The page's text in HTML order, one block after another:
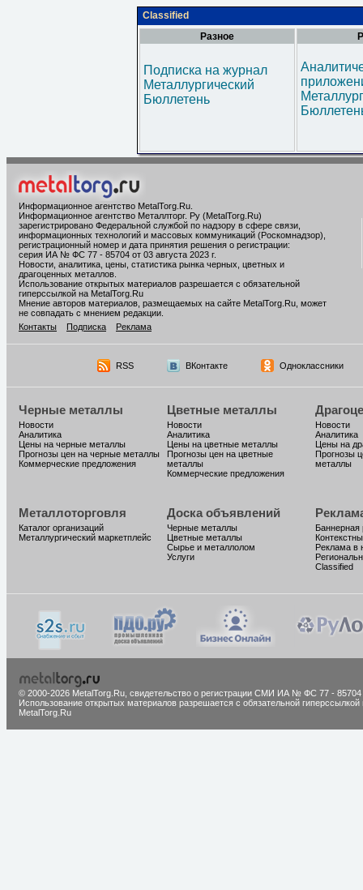
Classified
Разное
Подписка на журнал
Металлургический
Бюллетень
Информационное агентство MetalTorg.Ru
Информационное агентство Металлторг. Ру (MetalTorg.Ru)
зарегистрировано Федеральной службой по надзору в сфере связи,
информационных технологий и массовых коммуникаций (Роскомнадзор),
регистрационный номер и дата принятия решения о регистрации:
серия ИА № ФС 77 - 85704 от 03 августа 2023 г.
Новости, аналитика, цены, статистика рынка черных, цветных и
драгоценных металлов.
Использование открытых материалов разрешается с обязательной
гиперссылкой на MetalTorg.Ru
Мнение авторов материалов, размещаемых на сайте MetalTorg.Ru, может
не совпадать с мнением редакции.
Контакты
Подписка Реклама
RSS ВКонтакте Одноклассники
Черные металлы
Новости
Аналитика
Цены на черные металлы
Прогнозы цен на черные металлы
Коммерческие предложения
Цветные металлы
Новости
Аналитика
Цены на цветные металлы
Прогнозы цен на цветные
металлы
Коммерческие предложения
Новости
Аналитика
Цены на
Прогнозы
металлы
Металлоторговля
Каталог организаций
Металлургический маркетплейс
Доска объявлений
Черные металлы
Цветные металлы
Сырье и металлолом
Услуги
Баннерная
Реклама в
Classified
© 2000-2026 MetalTorg.Ru, cвидетельство о регистрации СМИ ИА № ФС 77 - 85704
Использование открытых материалов разрешается с обязательной гиперссылкой
MetalTorg.Ru